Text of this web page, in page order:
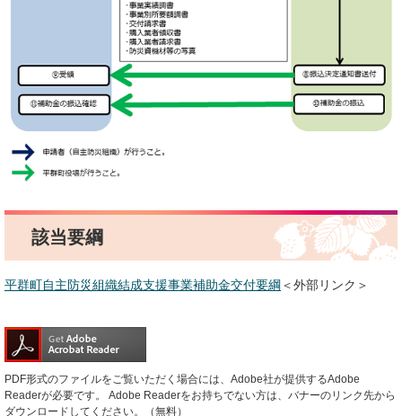
該当要綱
平群町自主防災組織結成支援事業補助金交付要綱 ＜外部リンク＞
PDF形式のファイルをご覧いただく場合には、Adobe社が提供するAdobe
Readerが必要です。
Adobe Readerをお持ちでない方は、バナーのリンク先から
ダウンロードしてください。（無料）